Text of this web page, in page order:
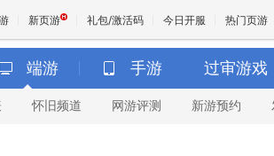
新页游 礼包/激活码 今日开服 热门页游
端游 手游 过审游戏
怀旧频道 网游评测 新游预约